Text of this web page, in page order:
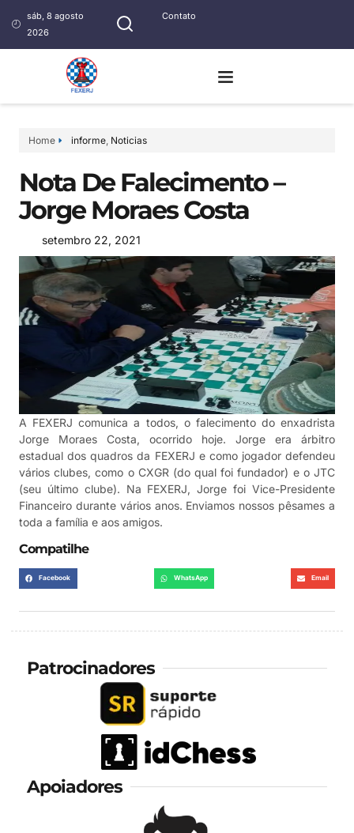
sáb, 8 agosto
2026
Contato
Home informe, Noticias
Nota De Falecimento –
Jorge Moraes Costa
setembro 22, 2021
A FEXERJ comunica a todos, o falecimento do enxadrista
Jorge Moraes Costa, ocorrido hoje. Jorge era árbitro
estadual dos quadros da FEXERJ e como jogador defendeu
vários clubes, como o CXGR (do qual foi fundador) e o JTC
(seu último clube). Na FEXERJ, Jorge foi Vice-Presidente
Financeiro durante vários anos. Enviamos nossos pêsames a
toda a família e aos amigos.
Compatilhe
Facebook WhatsApp Email
Patrocinadores
Apoiadores